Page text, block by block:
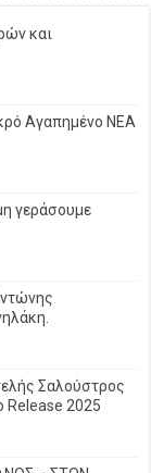
και
Αγαπημένο NEΑ
γεράσουμε
Σαλούστρος
Release 2025